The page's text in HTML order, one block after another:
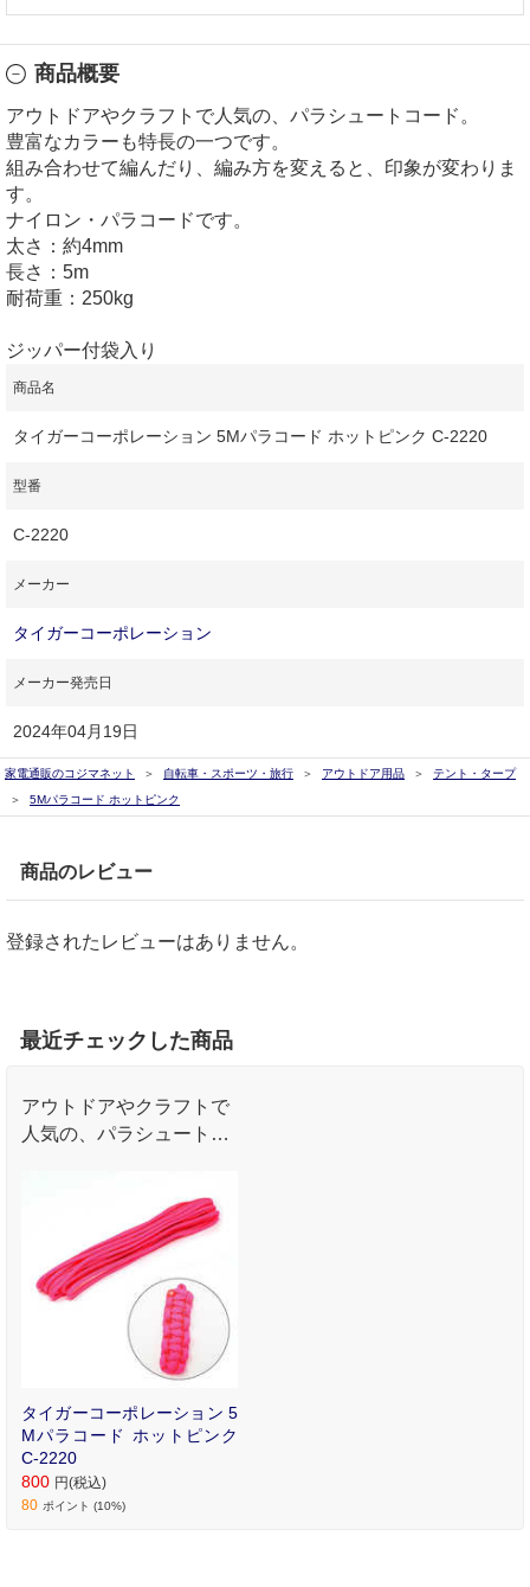
商品概要
アウトドアやクラフトで人気の、パラシュートコード。
豊富なカラーも特長の一つです。
組み合わせて編んだり、編み方を変えると、印象が変わりま
す。
ナイロン・パラコードです。
太さ：約4mm
長さ：5m
耐荷重：250kg
ジッパー付袋入り
商品名
タイガーコーポレーション 5Mパラコード ホットピンク C-2220
型番
C-2220
メーカー
タイガーコーポレーション
メーカー発売日
2024年04月19日
家電通販のコジマネット 自転車・スポーツ・旅行 アウトドア用品
テント・タープ
5Mパラコード ホットピンク
商品のレビュー
登録されたレビューはありません。
最近チェックした商品
アウトドアやクラフトで
人気の、パラシュートコ
タイガーコーポレーション 5
Mパラコード ホットピンク
C-2220
800 円(税込)
80 ポイント (10%)